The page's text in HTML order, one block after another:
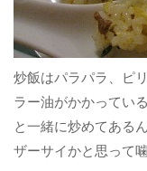
炒飯はパラパラ、ピ
ラー油がかかってい
と一緒に炒めてある
ザーサイかと思って